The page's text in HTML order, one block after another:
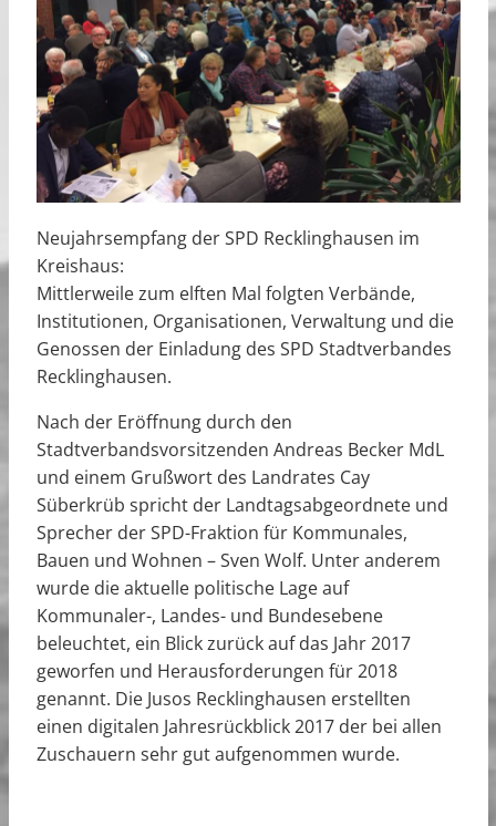
Neujahrsempfang der SPD Recklinghausen im
Kreishaus:
Mittlerweile zum elften Mal folgten Verbände,
Institutionen, Organisationen, Verwaltung und die
Genossen der Einladung des SPD Stadtverbandes
Recklinghausen.
Nach der Eröffnung durch den
Stadtverbandsvorsitzenden Andreas Becker MdL
und einem Grußwort des Landrates Cay
Süberkrüb spricht der Landtagsabgeordnete und
Sprecher der SPD-Fraktion für Kommunales,
Bauen und Wohnen – Sven Wolf. Unter anderem
wurde die aktuelle politische Lage auf
Kommunaler-, Landes- und Bundesebene
beleuchtet, ein Blick zurück auf das Jahr 2017
geworfen und Herausforderungen für 2018
genannt. Die Jusos Recklinghausen erstellten
einen digitalen Jahresrückblick 2017 der bei allen
Zuschauern sehr gut aufgenommen wurde.